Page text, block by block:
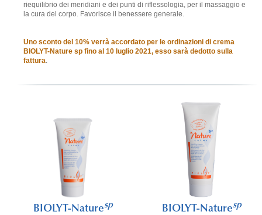
riequilibrio dei meridiani e dei punti di riflessologia, per il massaggio e
la cura del corpo. Favorisce il benessere generale.
Uno sconto del 10% verrà accordato per le ordinazioni di crema
BIOLYT-Nature sp fino al 10 luglio 2021, esso sarà dedotto sulla
fattura.
BIOLYT-Naturesp BIOLYT-Naturesp